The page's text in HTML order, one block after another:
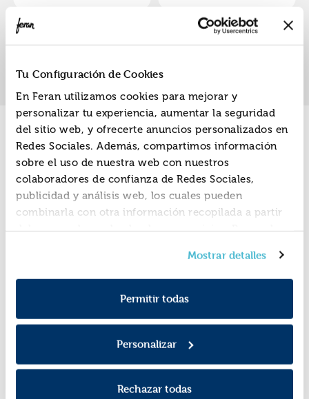
Tu Configuración de Cookies
En Feran utilizamos cookies para mejorar y
personalizar tu experiencia, aumentar la seguridad
del sitio web, y ofrecerte anuncios personalizados en
Redes Sociales. Además, compartimos información
sobre el uso de nuestra web con nuestros
colaboradores de confianza de Redes Sociales,
publicidad y análisis web, los cuales pueden
combinarla con otra información recopilada a partir
del uso que hayas hecho de sus servicios. Recuerda
consentimiento en cualquier momento. Para más
información consulta laPolítica de Cookiesy la
Política de Privacidad.
Mostrar detalles
Permitir todas
Personalizar
Rechazar todas
Promociones